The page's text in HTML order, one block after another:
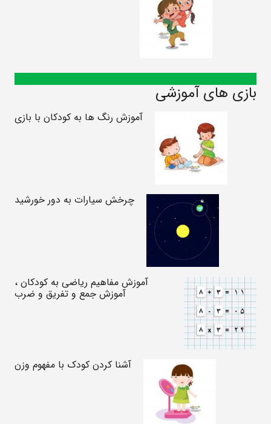
بازی های آموزشی
آموزش رنگ ها به کودکان با بازی
چرخش سیارات به دور خورشید
آموزش مفاهیم ریاضی به کودکان ،
آموزش جمع و تفریق و ضرب
آشنا کردن کودک با مفهوم وزن